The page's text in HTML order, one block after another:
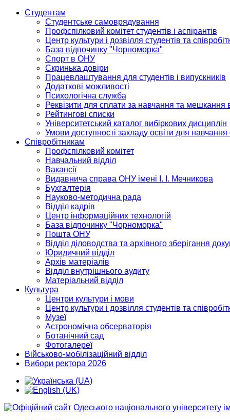
Студентам
Студентське самоврядування
Профспілковий комітет студентів і аспірантів
Центр культури і дозвілля студентів та
База відпочинку "Чорноморка"
Спорт в ОНУ
Скринька довіри
Працевлаштування для студентів і випускників
Додаткові можливості
Психологічна служба
Реквізити для сплати за навчання та мешкання
Рейтингові списки
Університетський каталог вибіркових дисциплін
Умови доступності закладу освіти для
Співробітникам
Профспілковий комітет
Навчальний відділ
Вакансії
Видавнича справа ОНУ імені І. І. Мечникова
Бухгалтерія
Науково-методична рада
Відділ кадрів
Центр інформаційних технологій
База відпочинку "Чорноморка"
Пошта ОНУ
Відділ діловодства та архівного зберігання
Юридичний відділ
Архів матеріалів
Відділ внутрішнього аудиту
Матеріальний відділ
Культура
Центри культури і мови
Центр культури і дозвілля студентів та
Музеї
Астрономічна обсерваторія
Ботанічний сад
Фотогалереї
Військово-мобілізаційний відділ
Вибори ректора 2026